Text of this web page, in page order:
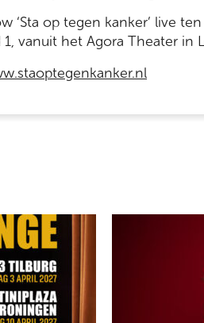
op tegen kanker’ live
vanuit het Agora Theater in